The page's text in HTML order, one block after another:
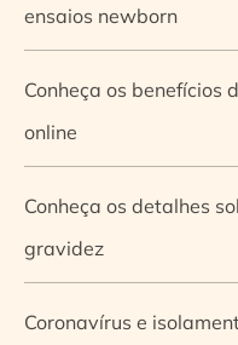
ensaios newborn
Conheça os benefícios
online
Conheça os detalhes
gravidez
Coronavírus e